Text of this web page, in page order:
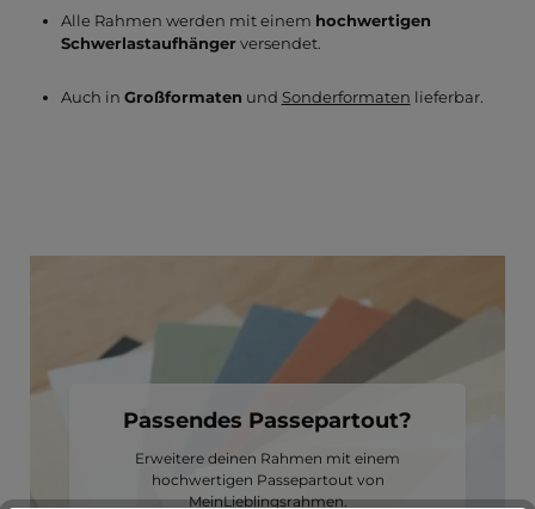
Alle Rahmen werden mit einem hochwertigen
Schwerlastaufhängerversendet.
Auch in Großformaten und Sonderformaten lieferbar.
Passendes Passepartout?
Erweitere deinen Rahmen mit einem
hochwertigen Passepartout von
MeinLieblingsrahmen.